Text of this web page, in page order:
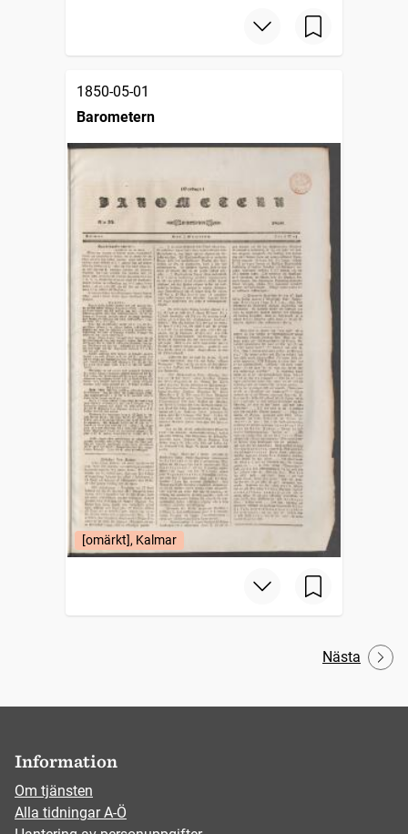
1850-05-01
Barometern
[omärkt], Kalmar
Nästa
Information
Om tjänsten
Alla tidningar A-Ö